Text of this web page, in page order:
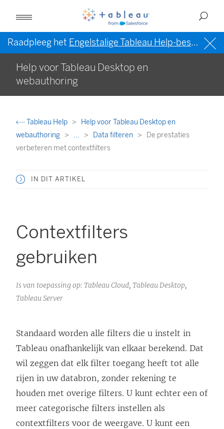
Raadpleeg het Engelstalige Tableau Help-bestand (VS)
Help voor Tableau Desktop en
webauthoring
Tableau Help
Help voor Tableau Desktop en
webauthoring
... Data filteren
De prestaties
verbeteren met contextfilters
IN DIT ARTIKEL
Contextfilters
gebruiken
Is van toepassing op: Tableau Cloud, Tableau Desktop,
Tableau Server
Standaard worden alle filters die u instelt in
Tableau onafhankelijk van elkaar berekend. Dat
wil zeggen dat elk filter toegang heeft tot alle
rijen in uw databron, zonder rekening te
houden met overige filters. U kunt echter een of
meer categorische filters instellen als
contextfilters voor de weergave. U kunt een